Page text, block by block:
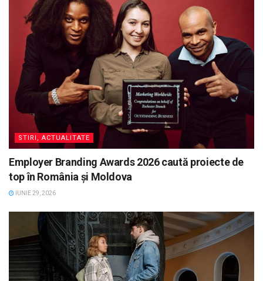
STIRI, ACTUALITATE
Employer Branding Awards 2026 caută proiecte de
top în România și Moldova
IUNIE 29, 2026